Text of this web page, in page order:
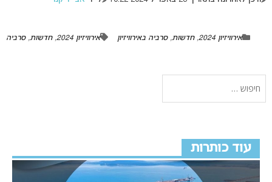
אירוויזיון 2024 ,חדשות,סרביה באירוויזיון אירוויזיון 2024 ,חדשות,סרביה
עוד כותרות